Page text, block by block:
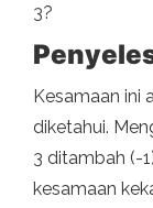
3?
Kesamaan ini
diketahui.
3 ditambah (-
kesamaan